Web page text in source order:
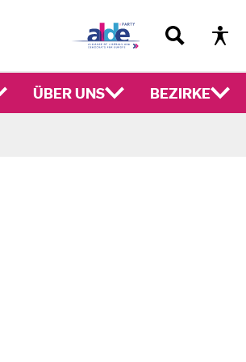
ÜBER UNS BEZIRKE